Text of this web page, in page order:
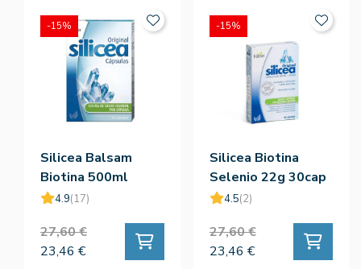
Silicea Balsam
Biotina 500ml
4.9(17)
27,60 €
23,46 €
-15%
Silicea Biotina
Selenio 22g 30cap
4.5(2)
27,60 €
23,46 €
-15%